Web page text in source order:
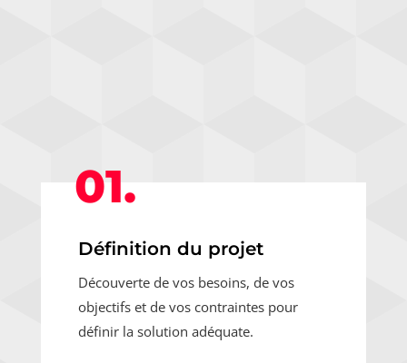
01.
Définition du projet
Découverte de vos besoins, de vos
objectifs et de vos contraintes pour
définir la solution adéquate.